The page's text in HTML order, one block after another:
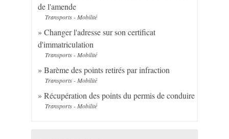
de l'amende
Transports - Mobilité
Changer l'adresse sur son certificat
d'immatriculation
Transports - Mobilité
Barème des points retirés par infraction
Transports - Mobilité
Récupération des points du permis de conduire
Transports - Mobilité